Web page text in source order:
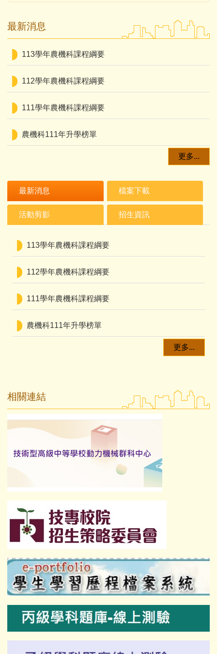
最新消息
113學年農機科課程綱要
112學年農機科課程綱要
111學年農機科課程綱要
農機科111年升學榜單
更多...
最新消息 檔案下載
活動剪影 招生資訊
113學年農機科課程綱要
112學年農機科課程綱要
111學年農機科課程綱要
農機科111年升學榜單
更多...
相關連結